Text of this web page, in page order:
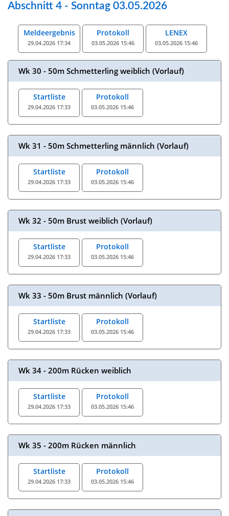
Abschnitt 4 - Sonntag 03.05.2026
Meldeergebnis
29.04.2026 17:34
Protokoll
03.05.2026 15:46
LENEX
03.05.2026 15:46
Wk 30 - 50m Schmetterling weiblich (Vorlauf)
Startliste
29.04.2026 17:33
Protokoll
03.05.2026 15:46
Wk 31 - 50m Schmetterling männlich (Vorlauf)
Startliste
29.04.2026 17:33
Protokoll
03.05.2026 15:46
Wk 32 - 50m Brust weiblich (Vorlauf)
Startliste
29.04.2026 17:33
Protokoll
03.05.2026 15:46
Wk 33 - 50m Brust männlich (Vorlauf)
Startliste
29.04.2026 17:33
Protokoll
03.05.2026 15:46
Wk 34 - 200m Rücken weiblich
Startliste
29.04.2026 17:33
Protokoll
03.05.2026 15:46
Wk 35 - 200m Rücken männlich
Startliste
29.04.2026 17:33
Protokoll
03.05.2026 15:46